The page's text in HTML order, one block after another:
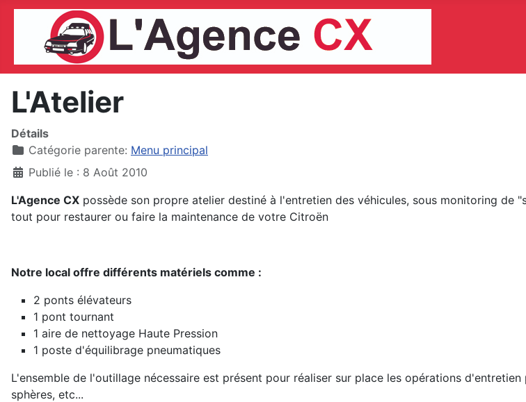
L'Atelier
Détails
Catégorie parente: Menu principal
Publié le : 8 Août 2010
L'Agence CX possède son propre atelier destiné à l'entretien des véhicules, sous monitoring de
tout pour restaurer ou faire la maintenance de votre Citroën
Notre local offre différents matériels comme :
2 ponts élévateurs
1 pont tournant
1 aire de nettoyage Haute Pression
1 poste d'équilibrage pneumatiques
L'ensemble de l'outillage nécessaire est présent pour réaliser sur place les opérations
sphères, etc...